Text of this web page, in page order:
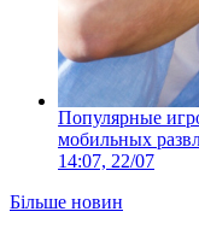
Популярные
мобильных
14:07, 22/07
Більше новин